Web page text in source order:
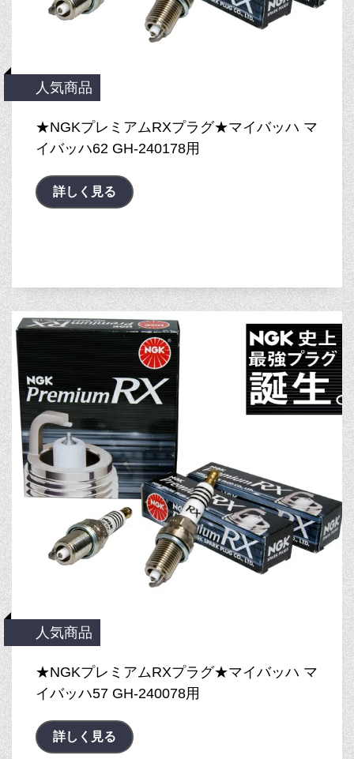
人気商品
★NGKプレミアムRXプラグ★マイバッハ マ
イバッハ62 GH-240178用
詳しく見る
人気商品
★NGKプレミアムRXプラグ★マイバッハ マ
イバッハ57 GH-240078用
詳しく見る